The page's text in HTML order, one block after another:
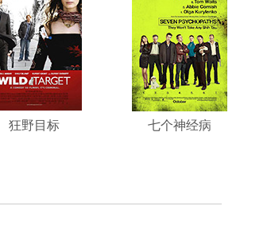
狂野目标 七个神经病